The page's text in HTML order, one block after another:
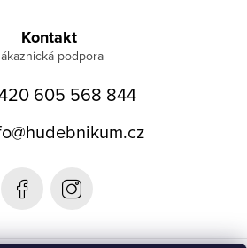
Kontakt
605 568 844
@hudebnikum.cz